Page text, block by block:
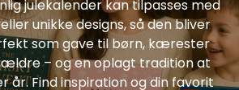
julekalender kan tilpasses med
unikke designs, så den bliver
som gave til børn, kærester
– og en oplagt tradition at
år. Find inspiration og din favorit